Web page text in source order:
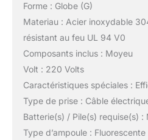
Forme : Globe (G)
Materiau : Acier inoxydable
résistant au feu UL 94 V0
Composants inclus : Moyeu
Volt : 220 Volts
Caractéristiques spéciales :
Type de prise : Câble
Batterie(s) / Pile(s) requise(s) :
Type d’ampoule : Fluorescente